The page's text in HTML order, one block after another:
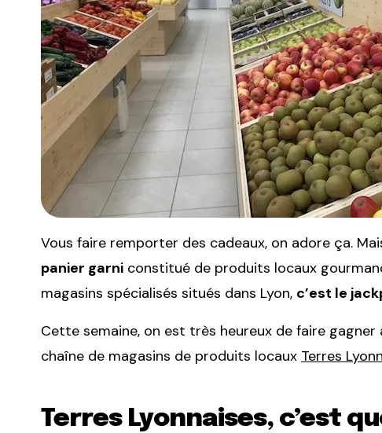
Vous faire remporter des cadeaux, on adore ça.
panier garni constitué de produits locaux
magasins spécialisés situés dans Lyon, c’est le
Cette semaine, on est très heureux de faire gagner
chaîne de magasins de produits locaux Terres
Terres Lyonnaises, c’est